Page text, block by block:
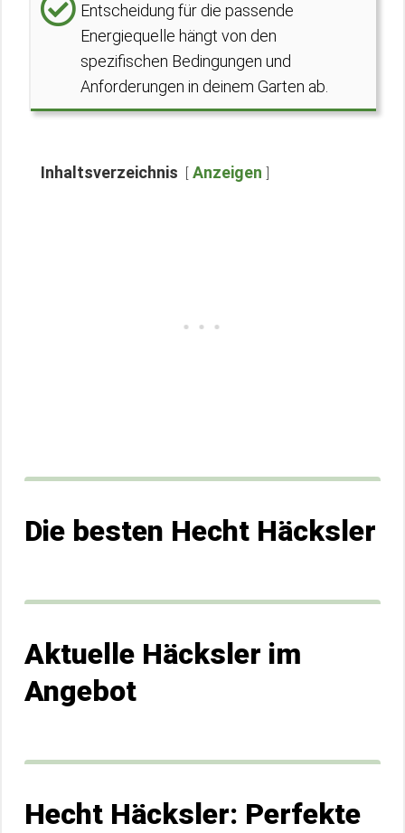
Entscheidung für die passende
Energiequelle hängt von den
spezifischen Bedingungen und
Anforderungen in deinem Garten ab.
Inhaltsverzeichnis Anzeigen
Die besten Hecht Häcksler
Aktuelle Häcksler im
Angebot
Hecht Häcksler: Perfekte